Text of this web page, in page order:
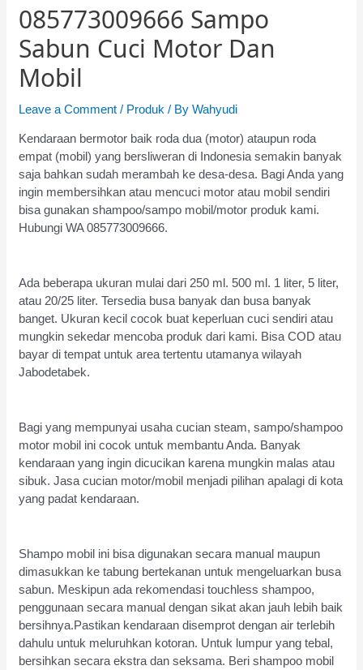
085773009666 Sampo
Sabun Cuci Motor Dan
Mobil
Leave a Comment / Produk / ByWahyudi
Kendaraan bermotor baik roda dua (motor) ataupun roda
empat (mobil) yang bersliweran di Indonesia semakin banyak
saja bahkan sudah merambah ke desa-desa. Bagi Anda yang
ingin membersihkan atau mencuci motor atau mobil sendiri
bisa gunakan shampoo/sampo mobil/motor produk kami.
Hubungi WA 085773009666.
Ada beberapa ukuran mulai dari 250 ml. 500 ml. 1 liter, 5 liter,
atau 20/25 liter. Tersedia busa banyak dan busa banyak
banget. Ukuran kecil cocok buat keperluan cuci sendiri atau
mungkin sekedar mencoba produk dari kami. Bisa COD atau
bayar di tempat untuk area tertentu utamanya wilayah
Jabodetabek.
Bagi yang mempunyai usaha cucian steam, sampo/shampoo
motor mobil ini cocok untuk membantu Anda. Banyak
kendaraan yang ingin dicucikan karena mungkin malas atau
sibuk. Jasa cucian motor/mobil menjadi pilihan apalagi di kota
yang padat kendaraan.
Shampo mobil ini bisa digunakan secara manual maupun
dimasukkan ke tabung bertekanan untuk mengeluarkan busa
sabun. Meskipun ada rekomendasi touchless shampoo,
penggunaan secara manual dengan sikat akan jauh lebih baik
bersihnya.Pastikan kendaraan disemprot dengan air terlebih
dahulu untuk meluruhkan kotoran. Untuk lumpur yang tebal,
bersihkan secara ekstra dan seksama. Beri shampoo mobil